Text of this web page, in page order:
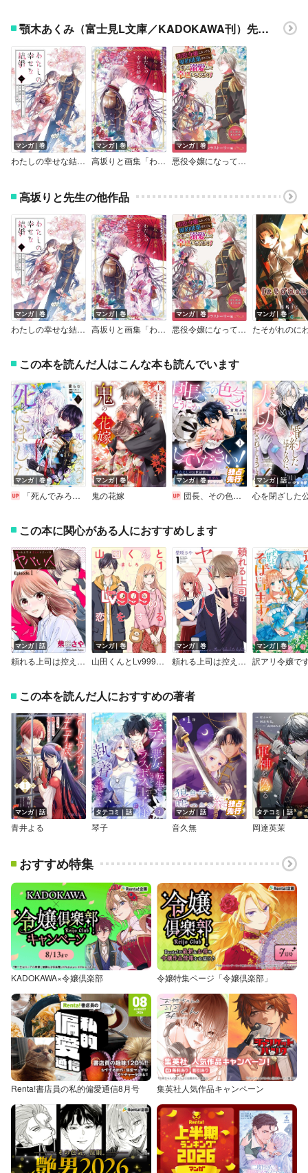
顎木あくみ（富士見L文庫／KADOKAWA刊）先生の他作品
マンガ｜巻
わたしの幸せな結婚 【特典付き】
マンガ｜巻
高坂りと画集「わたしの幸せな結婚」
マンガ｜巻
悪役令嬢になっても婚約破棄されても、今度こそ溺愛されて幸せになります！ 試し読みまとめ本 溺愛・シンデレラストーリー編
高坂りと先生の他作品
マンガ｜巻
わたしの幸せな結婚 【特典付き】
マンガ｜巻
高坂りと画集「わたしの幸せな結婚」
マンガ｜巻
悪役令嬢になっても婚約破棄されても、今度こそ溺愛されて幸せになります！ 試し読みまとめ本 溺愛・シンデレラストーリー編
マンガ｜巻
たそがれのに
この本を読んだ人はこんな本も読んでいます
マンガ｜巻
「死んでみろ」と言われたので死にました。
マンガ｜巻
鬼の花嫁
マンガ｜巻
団長、その色気どうにかしてください！～魔力なしのお世話係は魅了なんてされません～
マンガ｜話
この本に関心がある人におすすめします
マンガ｜話
頼れる上司は控えめに言ってもヤバい人でした。【分冊版】
マンガ｜巻
山田くんとLv999の恋をする
マンガ｜巻
頼れる上司は控えめに言ってもヤバい人でした。
マンガ｜巻
この本を読んだ人におすすめの著者
マンガ｜話
青井よる
タテコミ｜話
琴子
マンガ｜話
音久無
タテコミ｜話
岡達英茉
おすすめ特集
KADOKAWA×令嬢倶楽部 令嬢特集ページ「令嬢倶楽部」
Renta!書店員の私的偏愛通信8月号 集英社人気作品キャンペーン